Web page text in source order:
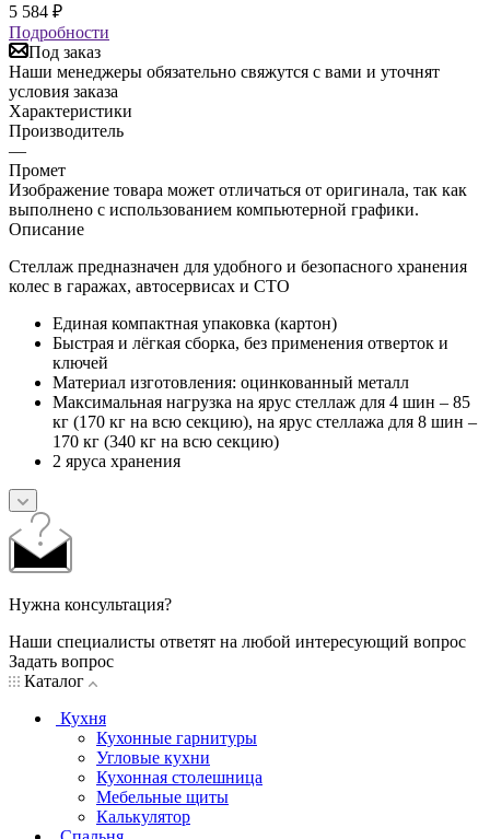
5 584 ₽
Подробности
Под заказ
Наши менеджеры обязательно свяжутся с вами и уточнят
условия заказа
Характеристики
Производитель
—
Промет
Изображение товара может отличаться от оригинала, так как
выполнено с использованием компьютерной графики.
Описание
Стеллаж предназначен для удобного и безопасного хранения
колес в гаражах, автосервисах и СТО
Единая компактная упаковка (картон)
Быстрая и лёгкая сборка, без применения отверток и
ключей
Материал изготовления: оцинкованный металл
Максимальная нагрузка на ярус стеллаж для 4 шин – 85
кг (170 кг на всю секцию), на ярус стеллажа для 8 шин –
170 кг (340 кг на всю секцию)
2 яруса хранения
Нужна консультация?
Наши специалисты ответят на любой интересующий вопрос
Задать вопрос
Каталог
Кухня
Кухонные гарнитуры
Угловые кухни
Кухонная столешница
Мебельные щиты
Калькулятор